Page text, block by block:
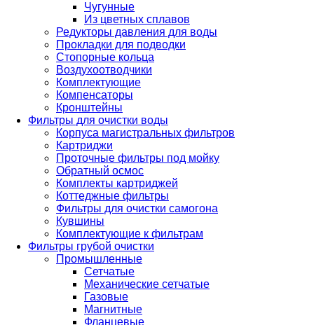
Чугунные
Из цветных сплавов
Редукторы давления для воды
Прокладки для подводки
Стопорные кольца
Воздухоотводчики
Комплектующие
Компенсаторы
Кронштейны
Фильтры для очистки воды
Корпуса магистральных фильтров
Картриджи
Проточные фильтры под мойку
Обратный осмос
Комплекты картриджей
Коттеджные фильтры
Фильтры для очистки самогона
Кувшины
Комплектующие к фильтрам
Фильтры грубой очистки
Промышленные
Сетчатые
Механические сетчатые
Газовые
Магнитные
Фланцевые